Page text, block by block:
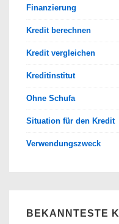
Finanzierung
Kredit berechnen
Kredit vergleichen
Kreditinstitut
Ohne Schufa
Situation für den Kredit
Verwendungszweck
BEKANNTESTE